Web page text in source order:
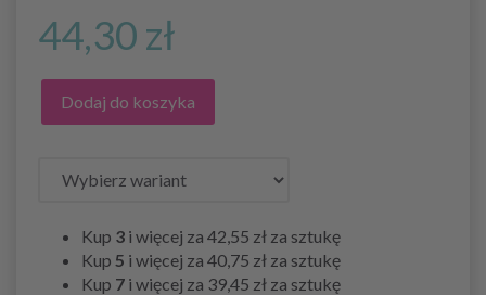
44,30 zł
Dodaj do koszyka
Kup 3 i więcej za 42,55 zł za sztukę
Kup 5 i więcej za 40,75 zł za sztukę
Kup 7 i więcej za 39,45 zł za sztukę